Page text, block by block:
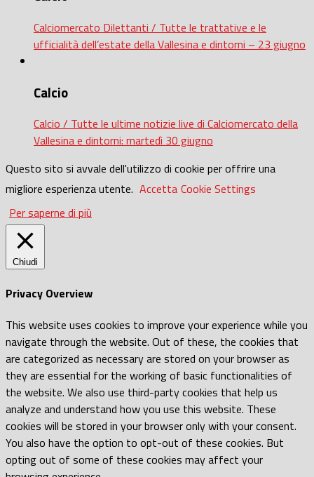
Calciomercato Dilettanti / Tutte le trattative e le
ufficialità dell’estate della Vallesina e dintorni – 23 giugno
Calcio
Calcio / Tutte le ultime notizie live di Calciomercato della
Vallesina e dintorni: martedì 30 giugno
Questo sito si avvale dell'utilizzo di cookie per offrire una
migliore esperienza utente. Accetta Cookie Settings
Per saperne di più
Chiudi
Privacy Overview
This website uses cookies to improve your experience while you
navigate through the website. Out of these, the cookies that
are categorized as necessary are stored on your browser as
they are essential for the working of basic functionalities of
the website. We also use third-party cookies that help us
analyze and understand how you use this website. These
cookies will be stored in your browser only with your consent.
You also have the option to opt-out of these cookies. But
opting out of some of these cookies may affect your